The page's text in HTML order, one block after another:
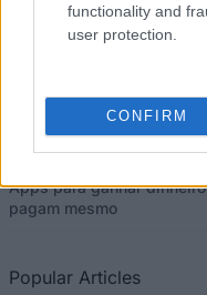
functionality and
user protection.
CONFIRM
Opinionz Portugal 2026 -
e a nossa nota
opinião
Apps para ganhar
pagam mesmo
Popular Articles